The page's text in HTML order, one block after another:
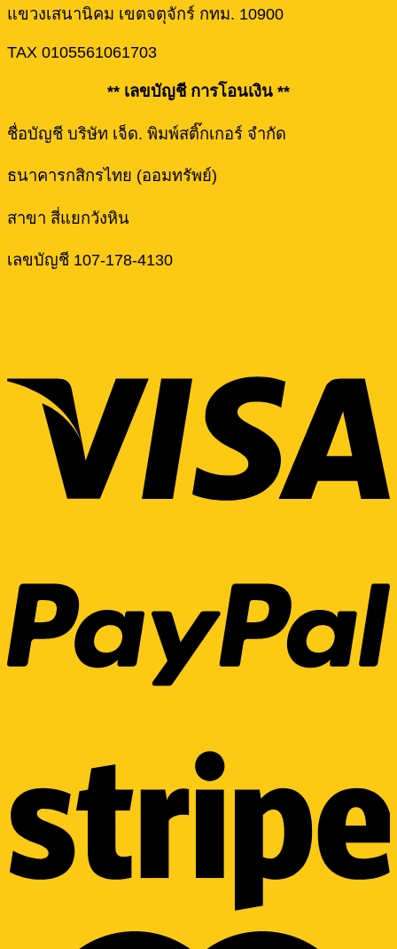
แขวงเสนานิคม เขตจตุจักร์ กทม. 10900
TAX 0105561061703
** เลขบัญชี การโอนเงิน **
ชื่อบัญชี บริษัท เจ็ด. พิมพ์สติ๊กเกอร์ จำกัด
ธนาคารกสิกรไทย (ออมทรัพย์)
สาขา สี่แยกวังหิน
เลขบัญชี 107-178-4130